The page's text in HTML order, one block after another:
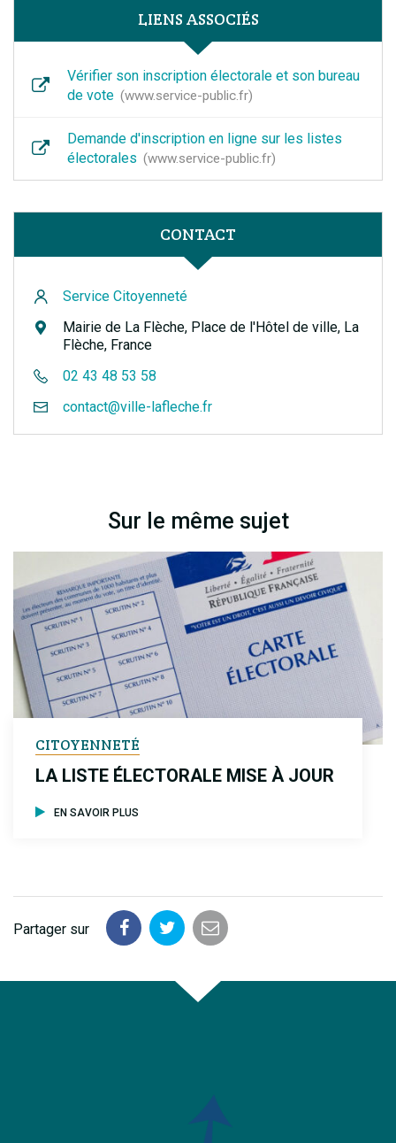
LIENS ASSOCIÉS
Vérifier son inscription électorale et son bureau
de vote
www.service-public.fr
Demande d'inscription en ligne sur les listes
électorales
www.service-public.fr
CONTACT
Service Citoyenneté
Mairie de La Flèche, Place de l'Hôtel de ville, La
Flèche, France
02 43 48 53 58
contact@ville-lafleche.fr
Sur le même sujet
CITOYENNETÉ
LA LISTE ÉLECTORALE MISE À JOUR
EN SAVOIR PLUS
Partager sur
Partager
Facebook
Partager
Twitter
Partager
email